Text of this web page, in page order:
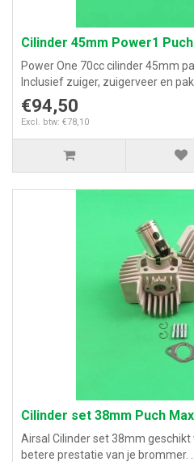
Cilinder 45mm Power1
Power One 70cc cilinder 45mm
Inclusief zuiger, zuigerveer en
€94,50
Excl. btw: €78,10
Cilinder set 38mm Puch
Airsal Cilinder set 38mm geschikt
betere prestatie van je brommer. ..